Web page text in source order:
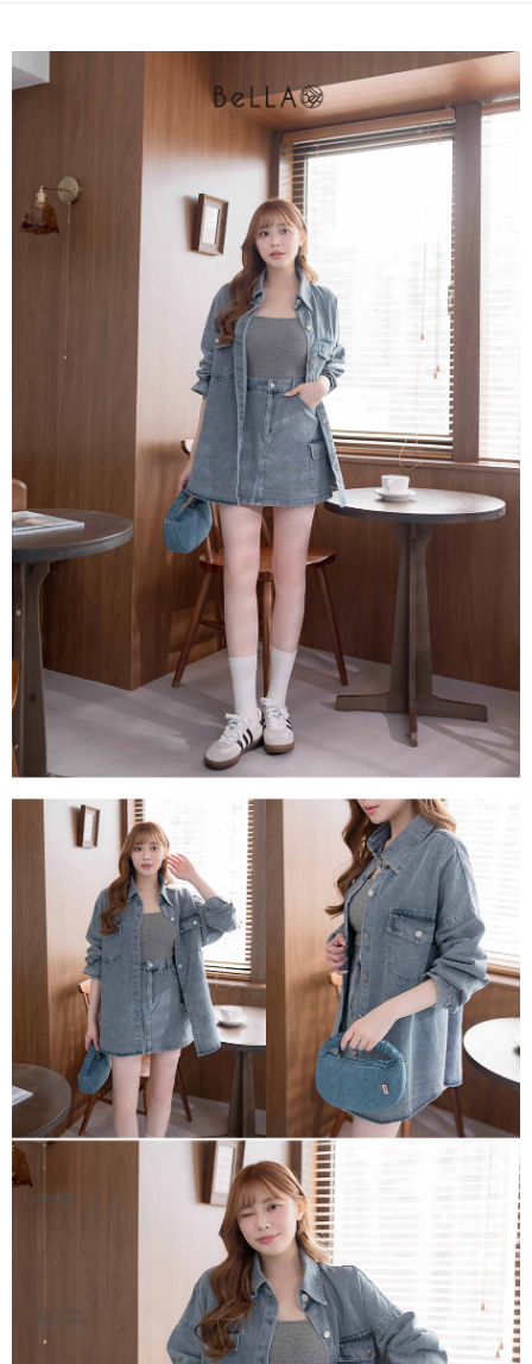
2.透過簡訊連結打開帳單後，可選擇「超商條碼／台灣大直營門市／銀行轉
帳／街口支付／iPASS MONEY」等通路繳費。
1.本服務係由「台灣大哥大股份有限公司」（以下簡稱本公司）所提供，讓
用戶於交易時，得透過本服務購買商品或服務，並由商店將買賣／分期付款
買賣價金債權讓與本公司後，依約使用本公司帳單繳交帳款。
2.基於同意付款使用「大哥付你分期」之契約關係目的，商店將以您的個人
資料（包含姓名、電話或地址）提供予台灣大哥大進項蒐集、處理及利用，
由本公司與您本人進行分期帳單所需資料之確認、核對及更正。
3.完整用戶服務條款，請詳閱以下連結：https://oppay.tw/userRule
２．訂單成立數日內，您將收到繳費通知簡訊。
３．收到繳費通知簡訊後14天內，點擊此簡訊中的連結，可透過四大超商／
ATM／網路銀行／等多元方式進行付款，方視為交易完成。
※ 請注意：結帳手續完成當下不需立刻繳費，但若您需要取消訂單，請聯絡
購買商品的店家。未經商家同意取消之訂單仍視為有效，需透過AFTEE先享
後付繳納相關費用。
※ 交易是否成功請以「AFTEE先享後付 」之結帳頁面顯示為準，若有關於
是否繳費成功／繳費後需取消欲退款等相關疑問，請聯繫「AFTEE先享後付
https://netprotections.freshdesk.com/support/home
１．透過由恩沛科技股份有限公司提供之「AFTEE先享後付」服務完成之交
易，需依本服務之必要範圍內提供個人資料，並將交易相關給付款項請求債
權轉讓予恩沛科技股份有限公司。
２．關於個人資料處理事宜，請瀏覽以下網址：
https://aftee.tw/terms/#terms3
３．未成年的使用者請事先徵得法定代理人或監護人之同意方可使用
「AFTEE先享後付」，若未經同意申辦者引起之損失，本公司不負相關責
４．使用「AFTEE先享後付」時，將依據個別帳號之用戶狀況，依本公司即
時審查核予不同之上限額度；若仍有額度不足之情形，本公司將視審查結果
請求用戶進行身份認證。
５．嚴禁一人註冊多個帳號或使用他人資訊註冊。若發現惡意使用之情形，
恩沛科技股份有限公司將有權停止該用戶之使用額度並採取法律行動。
付款後萊爾富取貨
免運費
一般商品宅配
免運費
每筆NT$80，滿NT$1,500(含以上)免運費
國家/地區配送 查看運費